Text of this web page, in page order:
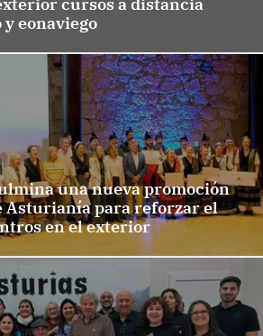
cursos a distancia
eonaviego
una nueva promoción
Asturianía para reforzar el
en el exterior